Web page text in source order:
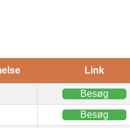
Link
Besøg
Besøg